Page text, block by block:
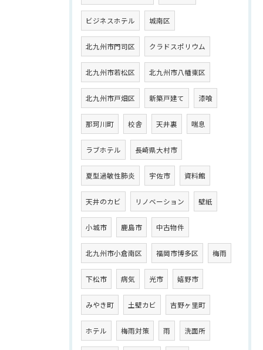
ビジネスホテル 城南区
北九州市門司区 クラドスポリウム
北九州市若松区 北九州市八幡東区
北九州市戸畑区 新築戸建て 漆喰
那珂川町 校舎 天井裏 喘息
ラブホテル 長崎県大村市
夏型過敏性肺炎 宇佐市 資料館
天井のカビ リノベーション 壁紙
小城市 鹿島市 中古物件
北九州市小倉南区 福岡市博多区 梅雨
下松市 病気 光市 嬉野市
みやき町 土壁カビ 吉野ヶ里町
ホテル 梅雨対策 雨 洗面所